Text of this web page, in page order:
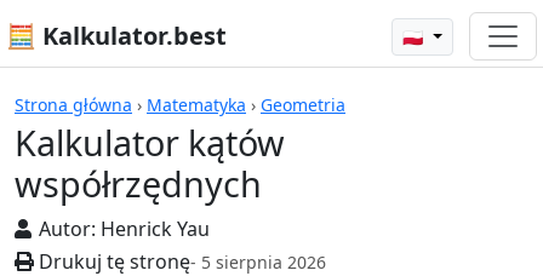
🧮 Kalkulator.best 🇵🇱
Strona główna › Matematyka › Geometria
Kalkulator kątów
współrzędnych
Autor: Henrick Yau
Drukuj tę stronę- 5 sierpnia 2026
Kalkulatory